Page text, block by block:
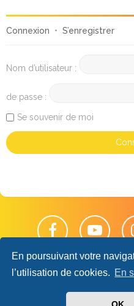
En poursuivant votre
l’utilisation de cookies. En
Connexion • S’enregistrer
Nom d’utilisateur :
de passe :
Se souvenir de moi